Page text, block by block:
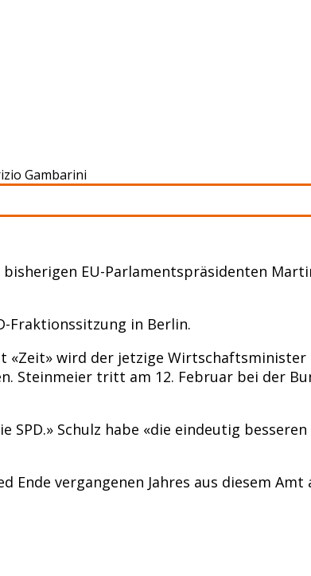
Gambarini
EU-Parlamentspräsidenten
Fraktionssitzung in Berlin.
«Zeit» wird der jetzige Wirtschaftsminister
Steinmeier tritt am 12. Februar bei der
Schulz habe «die eindeutig besseren
vergangenen Jahres aus diesem Amt